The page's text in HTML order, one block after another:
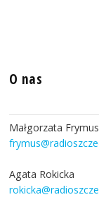
O nas
Małgorzata Frymus
Agata Rokicka